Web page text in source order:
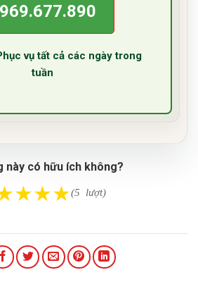
vụ tất cả các ngày trong
tuần
này có hữu ích không?
★★★(5 lượt)